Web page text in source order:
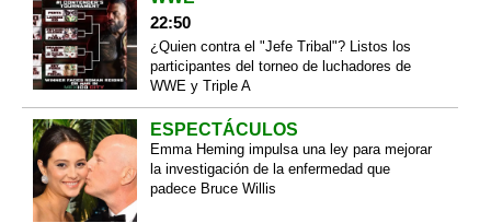
22:50
¿Quien contra el "Jefe Tribal"? Listos los
participantes del torneo de luchadores de
WWE y Triple A
ESPECTÁCULOS
Emma Heming impulsa una ley para mejorar
la investigación de la enfermedad que
padece Bruce Willis